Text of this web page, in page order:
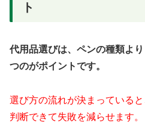
ト
代用品選びは、ペンの種類よ
つのがポイントです。
選び方の流れが決まっている
判断できて失敗を減らせます。